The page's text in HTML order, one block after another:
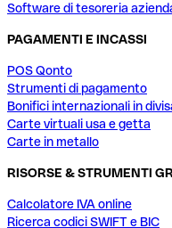
Software di tesoreria
PAGAMENTI E INCASSI
POS Qonto
Strumenti di pagamento
Bonifici internazionali in
Carte virtuali usa e getta
Carte in metallo
RISORSE & STRUMENTI
Calcolatore IVA online
Ricerca codici SWIFT e BIC